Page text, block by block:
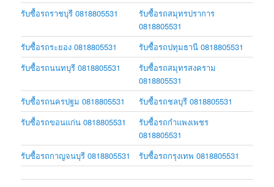
รับซื้อรถราชบุรี 0818805531
รับซื้อรถสมุทรปราการ
0818805531
รับซื้อรถระยอง 0818805531
รับซื้อรถปทุมธานี 0818805531
รับซื้อรถนนทบุรี 0818805531
รับซื้อรถสมุทรสงคราม
0818805531
รับซื้อรถนครปฐม 0818805531
รับซื้อรถชลบุรี 0818805531
รับซื้อรถขอนแก่น 0818805531
รับซื้อรถกำแพงเพชร
0818805531
รับซื้อรถกาญจนบุรี 0818805531
รับซื้อรถกรุงเทพ 0818805531